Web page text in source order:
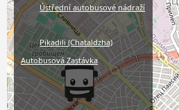
Ústřední autobusové nádraží
Pikadili (Chataldzha)
Autobusová Zastávka